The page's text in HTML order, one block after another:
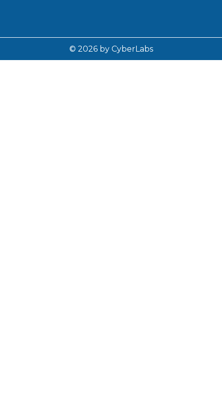
© 2026 by CyberLabs